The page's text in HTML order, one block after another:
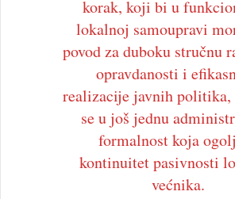
korak, koji bi u
lokalnoj samoupravi
povod za duboku stručnu
opravdanosti i
realizacije javnih
se u još jednu
formalnost koja
kontinuitet pasivnosti
većnika.